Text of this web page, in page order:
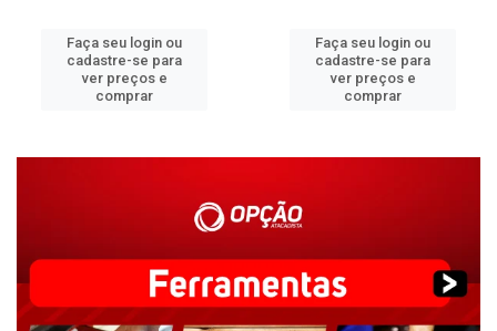
Faça seu login ou
cadastre-se para
ver preços e
comprar
Faça seu login ou
cadastre-se para
ver preços e
comprar